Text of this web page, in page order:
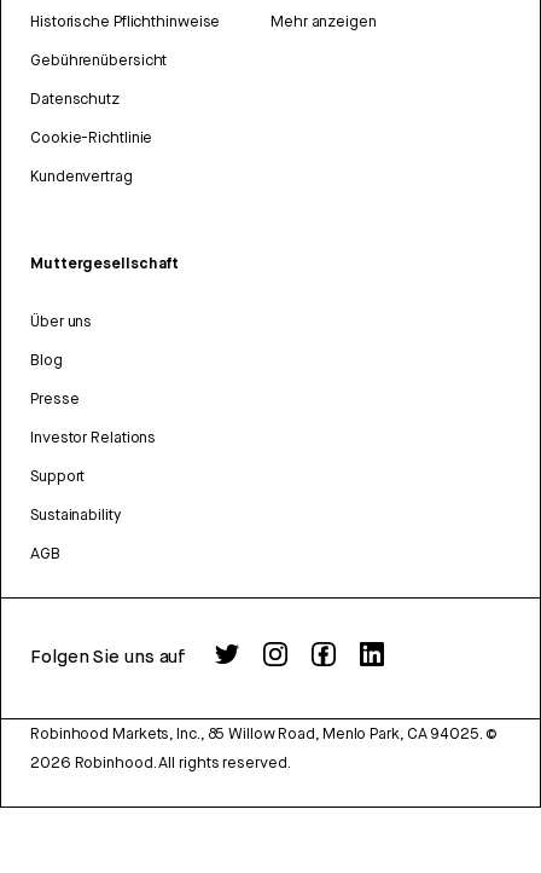
Historische Pflichthinweise
Gebührenübersicht
Datenschutz
Cookie-Richtlinie
Kundenvertrag
Mehr anzeigen
Muttergesellschaft
Über uns
Blog
Presse
Investor Relations
Support
Sustainability
AGB
Folgen Sie uns auf
Robinhood Markets, Inc., 85 Willow Road, Menlo Park, CA 94025. ©
2026 Robinhood. All rights reserved.